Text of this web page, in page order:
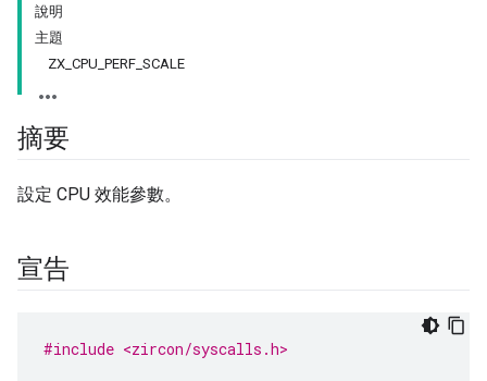
說明
主題
ZX_CPU_PERF_SCALE
摘要
設定 CPU 效能參數。
宣告
#include <zircon/syscalls.h>